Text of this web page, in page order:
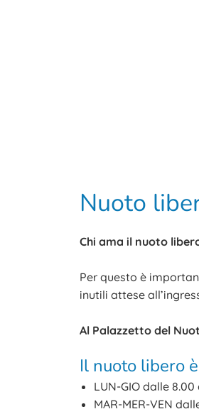
Nuoto
Chi ama il nuoto
Per questo è
inutili attese
Al Palazzetto del
Il nuoto libero
LUN-GIO dalle 8.00
MAR-MER-VEN